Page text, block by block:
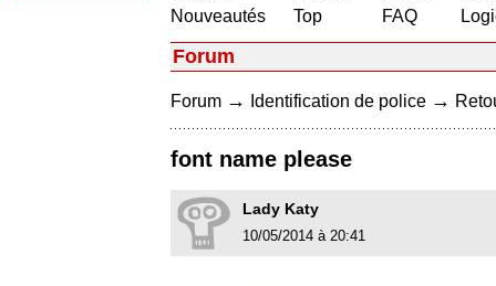
Nouveautés
Top
FAQ
Forum
Forum → Identification de police →
font name please
Lady Katy
10/05/2014 à 20:41